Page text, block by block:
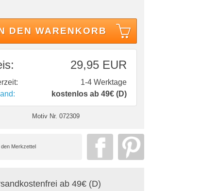
DEN WARENKORB
29,95 EUR
1-4 Werktage
kostenlos ab 49€ (D)
Motiv Nr. 072309
ab 49€ (D)